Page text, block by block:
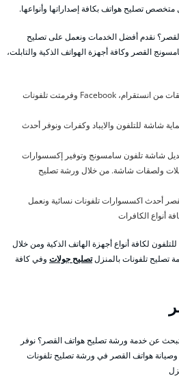
تصليح هواتف بكافة إصداراتها وأنواعها.
نقدم أفضل الخدمات ونعمل على تصليح
القصر وكافة أجهزة الهواتف الذكية والتابلت،
تنزيل برامج اندرويد وتنزيل كافة تطبيقات من انستقرام، Facebook وفرمتت تلفونات
شاشة للتلفون والايباد وكفرات ونوفر أحدث
شاشة تلفون سامسونج وتوفير إكسسوارات
ولصقات شاشة. من خلال ورشة تصليح
أحدث اكسسوارات تلفونات نسائية ونعمل
أنواع الكافرات
لكافة أنواع أجهزة الهاتف الذكية ومن خلال
تصليح تلفونات بالمنزلتصليح جولات وفي كافة
عن خدمة ورشة تصليح هواتف القصر؟ نوفر
هواتف القصر في ورشة تصليح تلفونات